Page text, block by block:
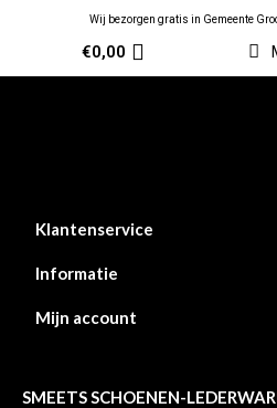
Wij bezorgen gratis in Gemeente
€0,00
Klantenservice
Informatie
Mijn account
SMEETS SCHOENEN-